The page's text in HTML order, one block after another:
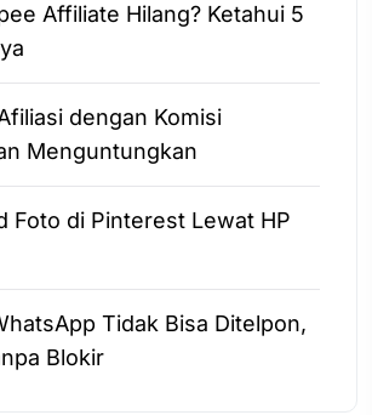
Affiliate Hilang? Ketahui 5
dengan Komisi
Menguntungkan
Foto di Pinterest Lewat HP
Tidak Bisa Ditelpon,
Blokir